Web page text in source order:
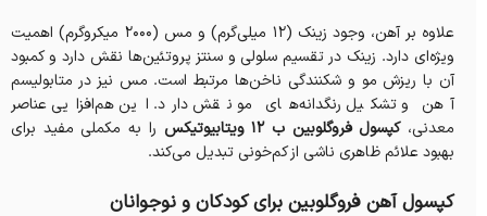
علاوه بر آهن، وجود زینک (12 میلی‌گرم) و مس (2000 میکروگرم) اهمیت
ویژه‌ای دارد. زینک در تقسیم سلولی و سنتز پروتئین‌ها نقش دارد و کمبود
آن با ریزش مو و شکنندگی ناخن‌ها مرتبط است. مس نیز در متابولیسم
آهن و تشکیل رنگدانه‌های مو نقش دارد. این هم‌افزایی عناصر
معدنی،کپسول فروگلوبین ب ۱۲ ویتابیوتیکس
را به مکملی مفید برای
بهبود علائم ظاهری ناشی از کم‌خونی تبدیل می‌کند.
کپسول آهن فروگلوبین برای کودکان و نوجوانان